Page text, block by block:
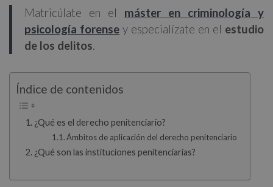
Matricúlate en el máster en criminología y
psicología forense y especialízate en el estudio
de los delitos.
Índice de contenidos
¿Qué es el derecho penitenciario?
Ámbitos de aplicación del derecho penitenciario
¿Qué son las instituciones penitenciarias?